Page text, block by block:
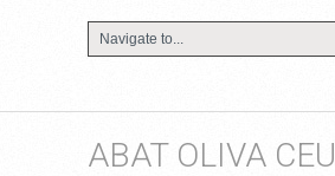
ABAT OLIVA CEU